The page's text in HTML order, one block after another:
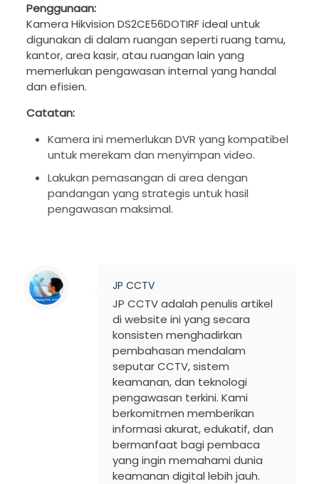
Penggunaan:
Kamera Hikvision DS2CE56DOTIRF ideal untuk
digunakan di dalam ruangan seperti ruang tamu,
kantor, area kasir, atau ruangan lain yang
memerlukan pengawasan internal yang handal
dan efisien.
Catatan:
Kamera ini memerlukan DVR yang kompatibel
untuk merekam dan menyimpan video.
Lakukan pemasangan di area dengan
pandangan yang strategis untuk hasil
pengawasan maksimal.
JP CCTV
JP CCTV adalah penulis artikel
di website ini yang secara
konsisten menghadirkan
pembahasan mendalam
seputar CCTV, sistem
keamanan, dan teknologi
pengawasan terkini. Kami
berkomitmen memberikan
informasi akurat, edukatif, dan
bermanfaat bagi pembaca
yang ingin memahami dunia
keamanan digital lebih jauh.